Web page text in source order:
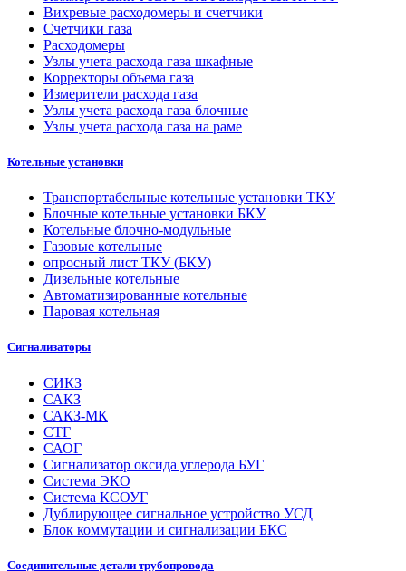
Вихревые расходомеры и счетчики
Счетчики газа
Расходомеры
Узлы учета расхода газа шкафные
Корректоры объема газа
Измерители расхода газа
Узлы учета расхода газа блочные
Узлы учета расхода газа на раме
Котельные установки
Транспортабельные котельные установки ТКУ
Блочные котельные установки БКУ
Котельные блочно-модульные
Газовые котельные
опросный лист ТКУ (БКУ)
Дизельные котельные
Автоматизированные котельные
Паровая котельная
Сигнализаторы
СИКЗ
САКЗ
САКЗ-МК
СТГ
САОГ
Сигнализатор оксида углерода БУГ
Система ЭКО
Система КСОУГ
Дублирующее сигнальное устройство УСД
Блок коммутации и сигнализации БКС
Соединительные детали трубопровода